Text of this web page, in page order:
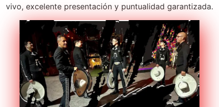
vivo, excelente presentación y puntualidad garantizada.